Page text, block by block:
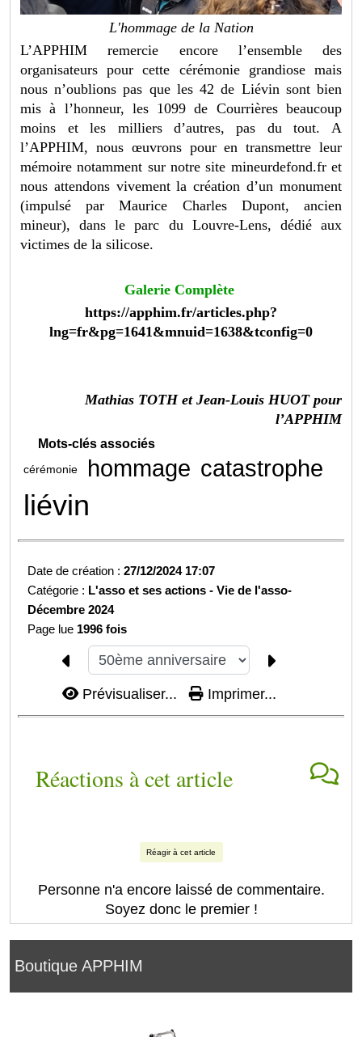
Boutique APPHIM
L'hommage de la Nation
L’APPHIM remercie encore l’ensemble des
organisateurs pour cette cérémonie grandiose mais
nous n’oublions pas que les 42 de Liévin sont bien
mis à l’honneur, les 1099 de Courrières beaucoup
moins et les milliers d’autres, pas du tout. A
l’APPHIM, nous œuvrons pour en transmettre leur
mémoire notamment sur notre site mineurdefond.fr et
nous attendons vivement la création d’un monument
(impulsé par Maurice Charles Dupont, ancien
mineur), dans le parc du Louvre-Lens, dédié aux
victimes de la silicose.
Galerie Complète
https://apphim.fr/articles.php?
lng=fr&pg=1641&mnuid=1638&tconfig=0
Mathias TOTH et Jean-Louis HUOT pour
l’APPHIM
Mots-clés associés
cérémonie hommage catastrophe
liévin
Date de création :27/12/2024 17:07
Catégorie : L'asso et ses actions -Vie de l'asso-
Décembre 2024
Page lue 1996 fois
Prévisualiser... Imprimer...
Réactions à cet article
Réagir à cet article
Personne n'a encore laissé de commentaire.
Soyez donc le premier !